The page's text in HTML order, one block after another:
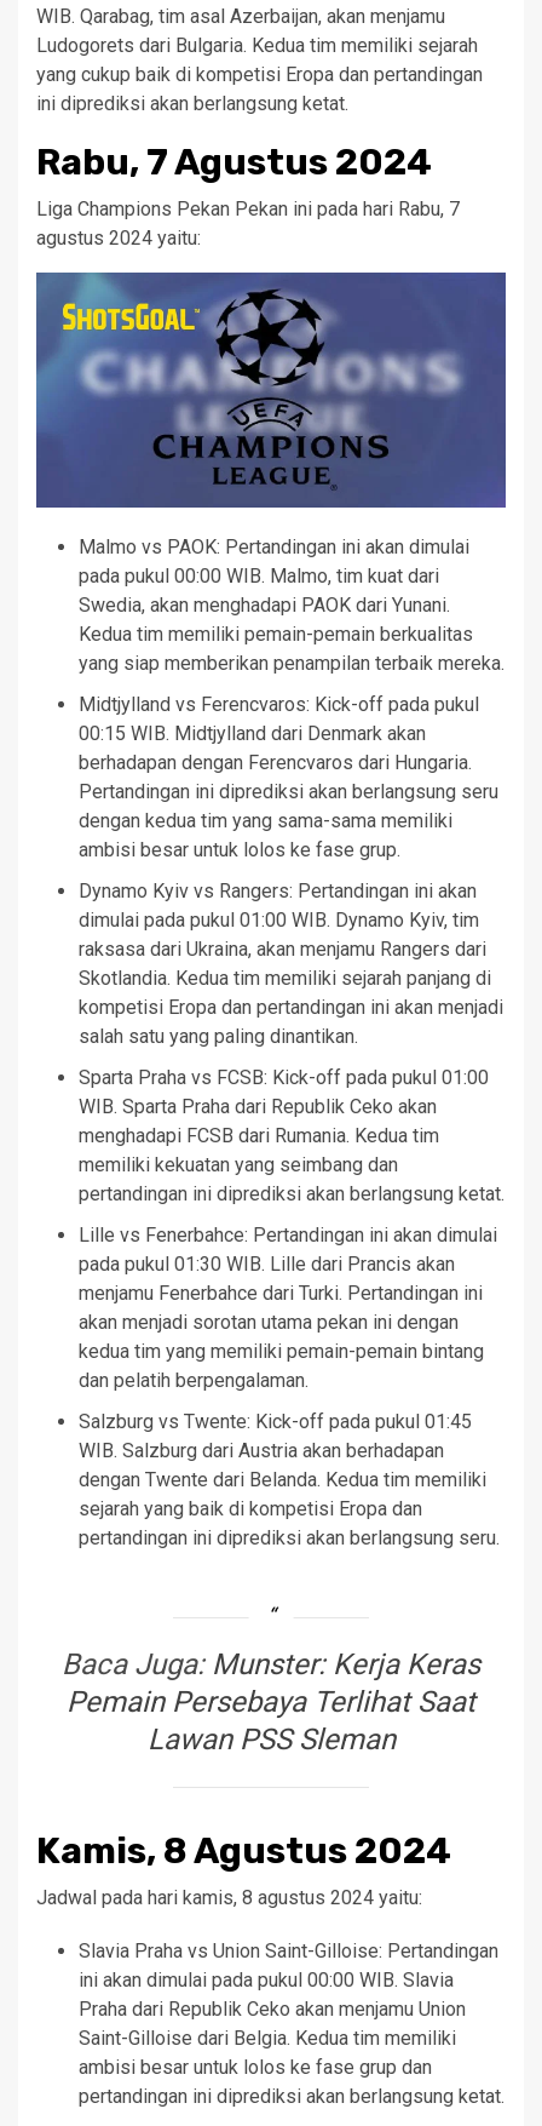
WIB. Qarabag, tim asal Azerbaijan, akan menjamu
Ludogorets dari Bulgaria. Kedua tim memiliki sejarah
yang cukup baik di kompetisi Eropa dan pertandingan
ini diprediksi akan berlangsung ketat.
Rabu, 7 Agustus 2024
Liga Champions Pekan Pekan ini pada hari Rabu, 7
agustus 2024 yaitu:
Malmo vs PAOK: Pertandingan ini akan dimulai
pada pukul 00:00 WIB. Malmo, tim kuat dari
Swedia, akan menghadapi PAOK dari Yunani.
Kedua tim memiliki pemain-pemain berkualitas
yang siap memberikan penampilan terbaik mereka.
Midtjylland vs Ferencvaros: Kick-off pada pukul
00:15 WIB. Midtjylland dari Denmark akan
berhadapan dengan Ferencvaros dari Hungaria.
Pertandingan ini diprediksi akan berlangsung seru
dengan kedua tim yang sama-sama memiliki
ambisi besar untuk lolos ke fase grup.
Dynamo Kyiv vs Rangers: Pertandingan ini akan
dimulai pada pukul 01:00 WIB. Dynamo Kyiv, tim
raksasa dari Ukraina, akan menjamu Rangers dari
Skotlandia. Kedua tim memiliki sejarah panjang di
kompetisi Eropa dan pertandingan ini akan menjadi
salah satu yang paling dinantikan.
Sparta Praha vs FCSB: Kick-off pada pukul 01:00
WIB. Sparta Praha dari Republik Ceko akan
menghadapi FCSB dari Rumania. Kedua tim
memiliki kekuatan yang seimbang dan
pertandingan ini diprediksi akan berlangsung ketat.
Lille vs Fenerbahce: Pertandingan ini akan dimulai
pada pukul 01:30 WIB. Lille dari Prancis akan
menjamu Fenerbahce dari Turki. Pertandingan ini
akan menjadi sorotan utama pekan ini dengan
kedua tim yang memiliki pemain-pemain bintang
dan pelatih berpengalaman.
Salzburg vs Twente: Kick-off pada pukul 01:45
WIB. Salzburg dari Austria akan berhadapan
dengan Twente dari Belanda. Kedua tim memiliki
sejarah yang baik di kompetisi Eropa dan
pertandingan ini diprediksi akan berlangsung seru.
Baca Juga: Munster: Kerja Keras
Pemain Persebaya Terlihat Saat
Lawan PSS Sleman
Kamis, 8 Agustus 2024
Jadwal pada hari kamis, 8 agustus 2024 yaitu:
Slavia Praha vs Union Saint-Gilloise: Pertandingan
ini akan dimulai pada pukul 00:00 WIB. Slavia
Praha dari Republik Ceko akan menjamu Union
Saint-Gilloise dari Belgia. Kedua tim memiliki
ambisi besar untuk lolos ke fase grup dan
pertandingan ini diprediksi akan berlangsung ketat.